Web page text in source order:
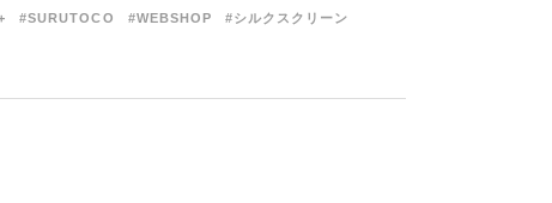
#SURUTOCO #WEBSHOP #シルクスクリーン